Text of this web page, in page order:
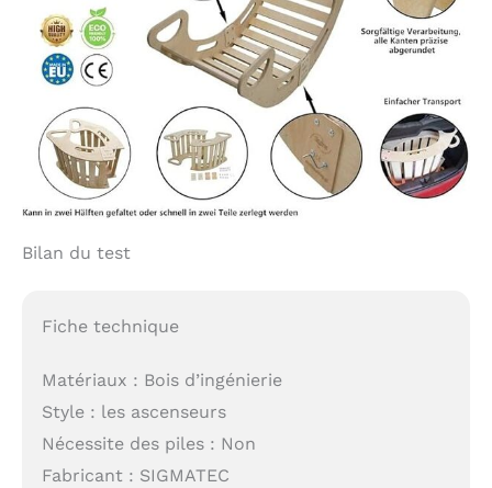
Bilan du test
Fiche technique
Matériaux : Bois d’ingénierie
Style : les ascenseurs
Nécessite des piles : Non
Fabricant : SIGMATEC